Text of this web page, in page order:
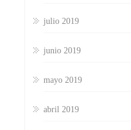
julio 2019
junio 2019
mayo 2019
abril 2019